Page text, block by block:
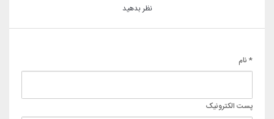
نظر بدهید
* نام
پست الکترونیک